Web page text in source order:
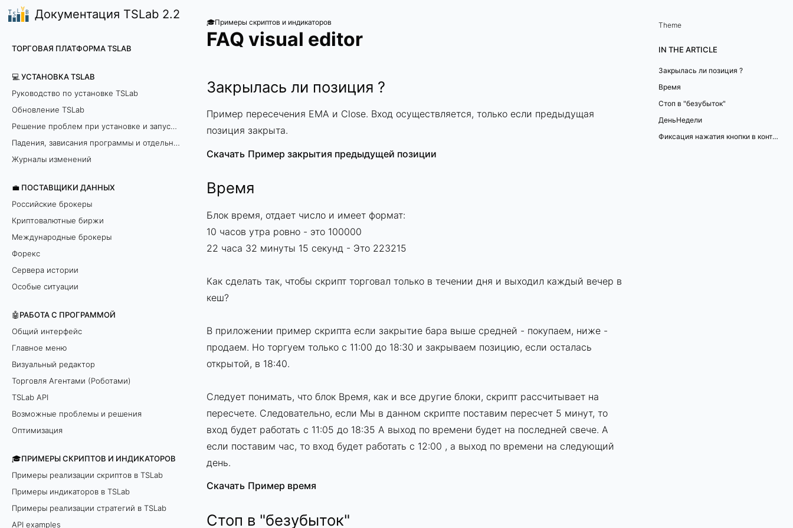
Документация TSLab 2.2
ТОРГОВАЯ ПЛАТФОРМА TSLAB
💻 УСТАНОВКА TSLAB
Руководство по установке TSLab
Обновление TSLab
Решение проблем при установке и запуске программы
Падения, зависания программы и отдельных модулей
Журналы изменений
💼 ПОСТАВЩИКИ ДАННЫХ
Российские брокеры
Криптовалютные биржи
Международные брокеры
Форекс
Сервера истории
Особые ситуации
🤖РАБОТА С ПРОГРАММОЙ
Общий интерфейс
Главное меню
Визуальный редактор
Торговля Агентами (Роботами)
TSLab API
Возможные проблемы и решения
Оптимизация
🎓ПРИМЕРЫ СКРИПТОВ И ИНДИКАТОРОВ
Примеры реализации скриптов в TSLab
Примеры индикаторов в TSLab
Примеры реализации стратегий в TSLab
API examples
🎓Примеры скриптов и индикаторов
FAQ visual editor
Закрылась ли позиция ?
Пример пересечения EMA и Close. Вход осуществляется, только если предыдущая
позиция закрыта.
Скачать Пример закрытия предыдущей позиции
Время
Блок время, отдает число и имеет формат:
10 часов утра ровно - это 100000
22 часа 32 минуты 15 секунд - Это 223215
Как сделать так, чтобы скрипт торговал только в течении дня и выходил каждый вечер в
кеш?
В приложении пример скрипта если закрытие бара выше средней - покупаем, ниже -
продаем. Но торгуем только с 11:00 до 18:30 и закрываем позицию, если осталась
открытой, в 18:40.
Следует понимать, что блок Время, как и все другие блоки, скрипт рассчитывает на
пересчете. Следовательно, если Мы в данном скрипте поставим пересчет 5 минут, то
вход будет работать с 11:05 до 18:35 А выход по времени будет на последней свече. А
если поставим час, то вход будет работать с 12:00 , а выход по времени на следующий
день.
Скачать Пример время
Стоп в "безубыток"
Theme
IN THE ARTICLE
Закрылась ли позиция ?
Время
Стоп в "безубыток"
ДеньНедели
Фиксация нажатия кнопки в контрольной панели